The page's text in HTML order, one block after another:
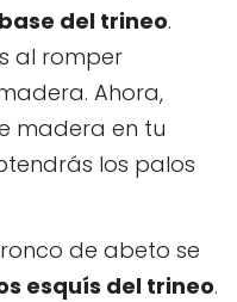
del trineo.
al romper
Ahora,
madera en tu
los palos
de abeto se
esquís del trineo.